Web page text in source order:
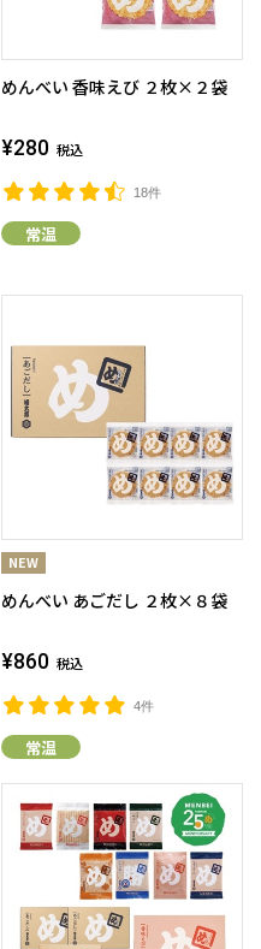
めんべい 香味えび ２枚×２袋
18件
¥280 税込
常温
めんべい あごだし ２枚×８袋
4件
¥860 税込
常温